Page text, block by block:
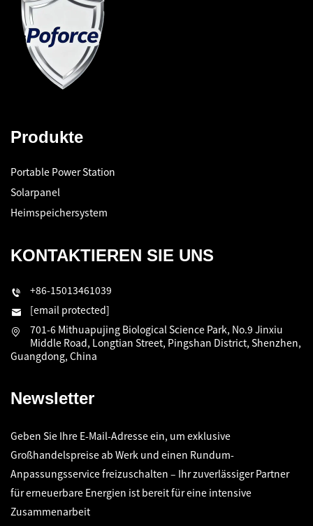
Produkte
Portable Power Station
Solarpanel
Heimspeichersystem
KONTAKTIEREN SIE UNS
+86-15013461039
[email protected]
701-6 Mithuapujing Biological Science Park, No.9 Jinxiu
Middle Road, Longtian Street, Pingshan District, Shenzhen,
Guangdong, China
Newsletter
Geben Sie Ihre E-Mail-Adresse ein, um exklusive
Großhandelspreise ab Werk und einen Rundum-
Anpassungsservice freizuschalten – Ihr zuverlässiger Partner
für erneuerbare Energien ist bereit für eine intensive
Zusammenarbeit